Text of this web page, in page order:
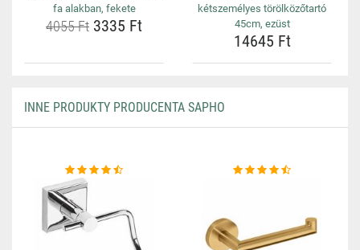
fa alakban, fekete
4055 Ft 3335 Ft
kétszemélyes törölközőtartó
45cm, ezüst
14645 Ft
INNE PRODUKTY PRODUCENTA SAPHO